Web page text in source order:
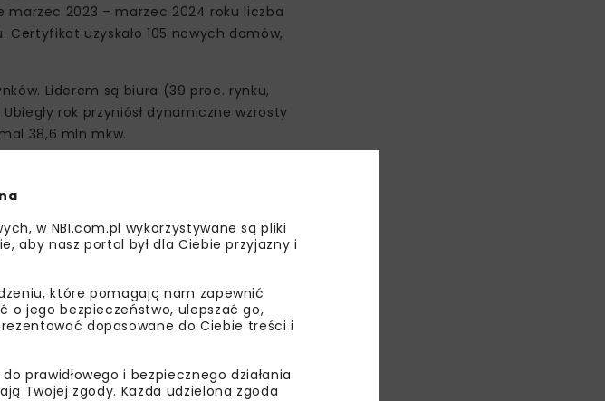
marzec 2023 – marzec 2024 roku liczba
uzyskało 105 nowych domów,
Liderem są biura (39 proc. rynku,
rok przyniósł dynamiczne wzrosty
38,6 mln mkw.
Dom (68 domów), który jest
kątem budownictwa
w NBI.com.pl wykorzystywane są pliki
aby nasz portal był dla Ciebie przyjazny i
które pomagają nam zapewnić
o jego bezpieczeństwo, ulepszać go,
dopasowane do Ciebie treści i
prawidłowego i bezpiecznego działania
Twojej zgody. Każda udzielona zgoda